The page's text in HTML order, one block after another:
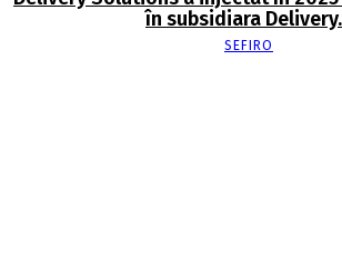
în subsidiara
SEFIRO